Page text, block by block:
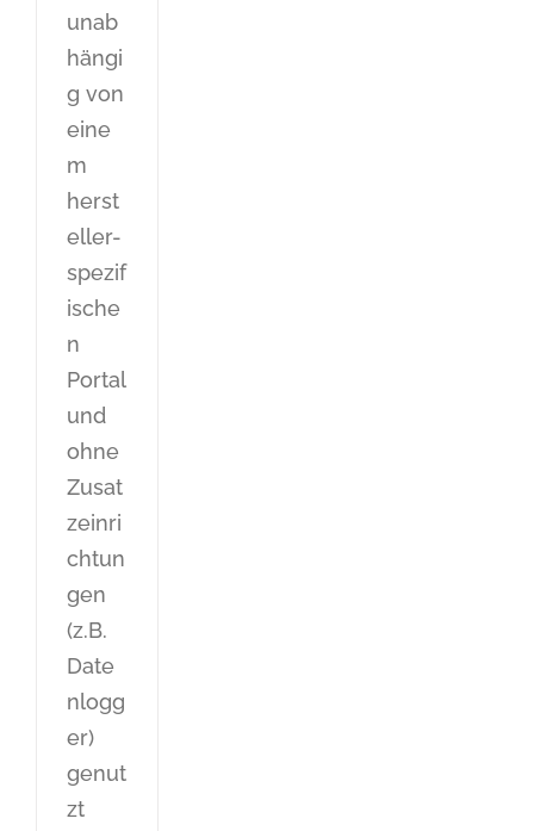
unab
hängi
g von
eine
m
herst
eller-
spezif
ische
n
Portal
und
ohne
Zusat
zeinri
chtun
gen
(z.B.
Date
nlogg
er)
genut
zt